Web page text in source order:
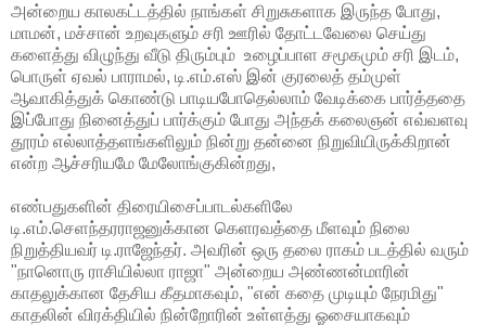
அன்றைய காலகட்டத்தில் நாங்கள் சிறுசுகளாக இருந்த போது,
மாமன், மச்சான் உறவுகளும் சரி ஊரில் தோட்டவேலை செய்து
களைத்து விழுந்து வீடு திரும்பும் உழைப்பாள சமூகமும் சரி இடம்,
பொருள் ஏவல் பாராமல், டி.எம்.எஸ் இன் குரலைத் தம்முள்
ஆவாகித்துக் கொண்டு பாடியபோதெல்லாம் வேடிக்கை பார்த்ததை
இப்போது நினைத்துப் பார்க்கும் போது அந்தக் கலைஞன் எவ்வளவு
தூரம் எல்லாத்தளங்களிலும் நின்று தன்னை நிறுவியிருக்கிறான்
என்ற ஆச்சரியமே மேலோங்குகின்றது,
எண்பதுகளின் திரையிசைப்பாடல்களிலே
டி.எம்.செளந்தரராஜனுக்கான கெளரவத்தை மீளவும் நிலை
நிறுத்தியவர் டி.ராஜேந்தர். அவரின் ஒரு தலை ராகம் படத்தில் வரும்
"நானொரு ராசியில்லா ராஜா" அன்றைய அண்ணன்மாரின்
காதலுக்கான தேசிய கீதமாகவும், "என் கதை முடியும் நேரமிது"
காதலின் விரக்தியில் நின்றோரின் உள்ளத்து ஓசையாகவும்